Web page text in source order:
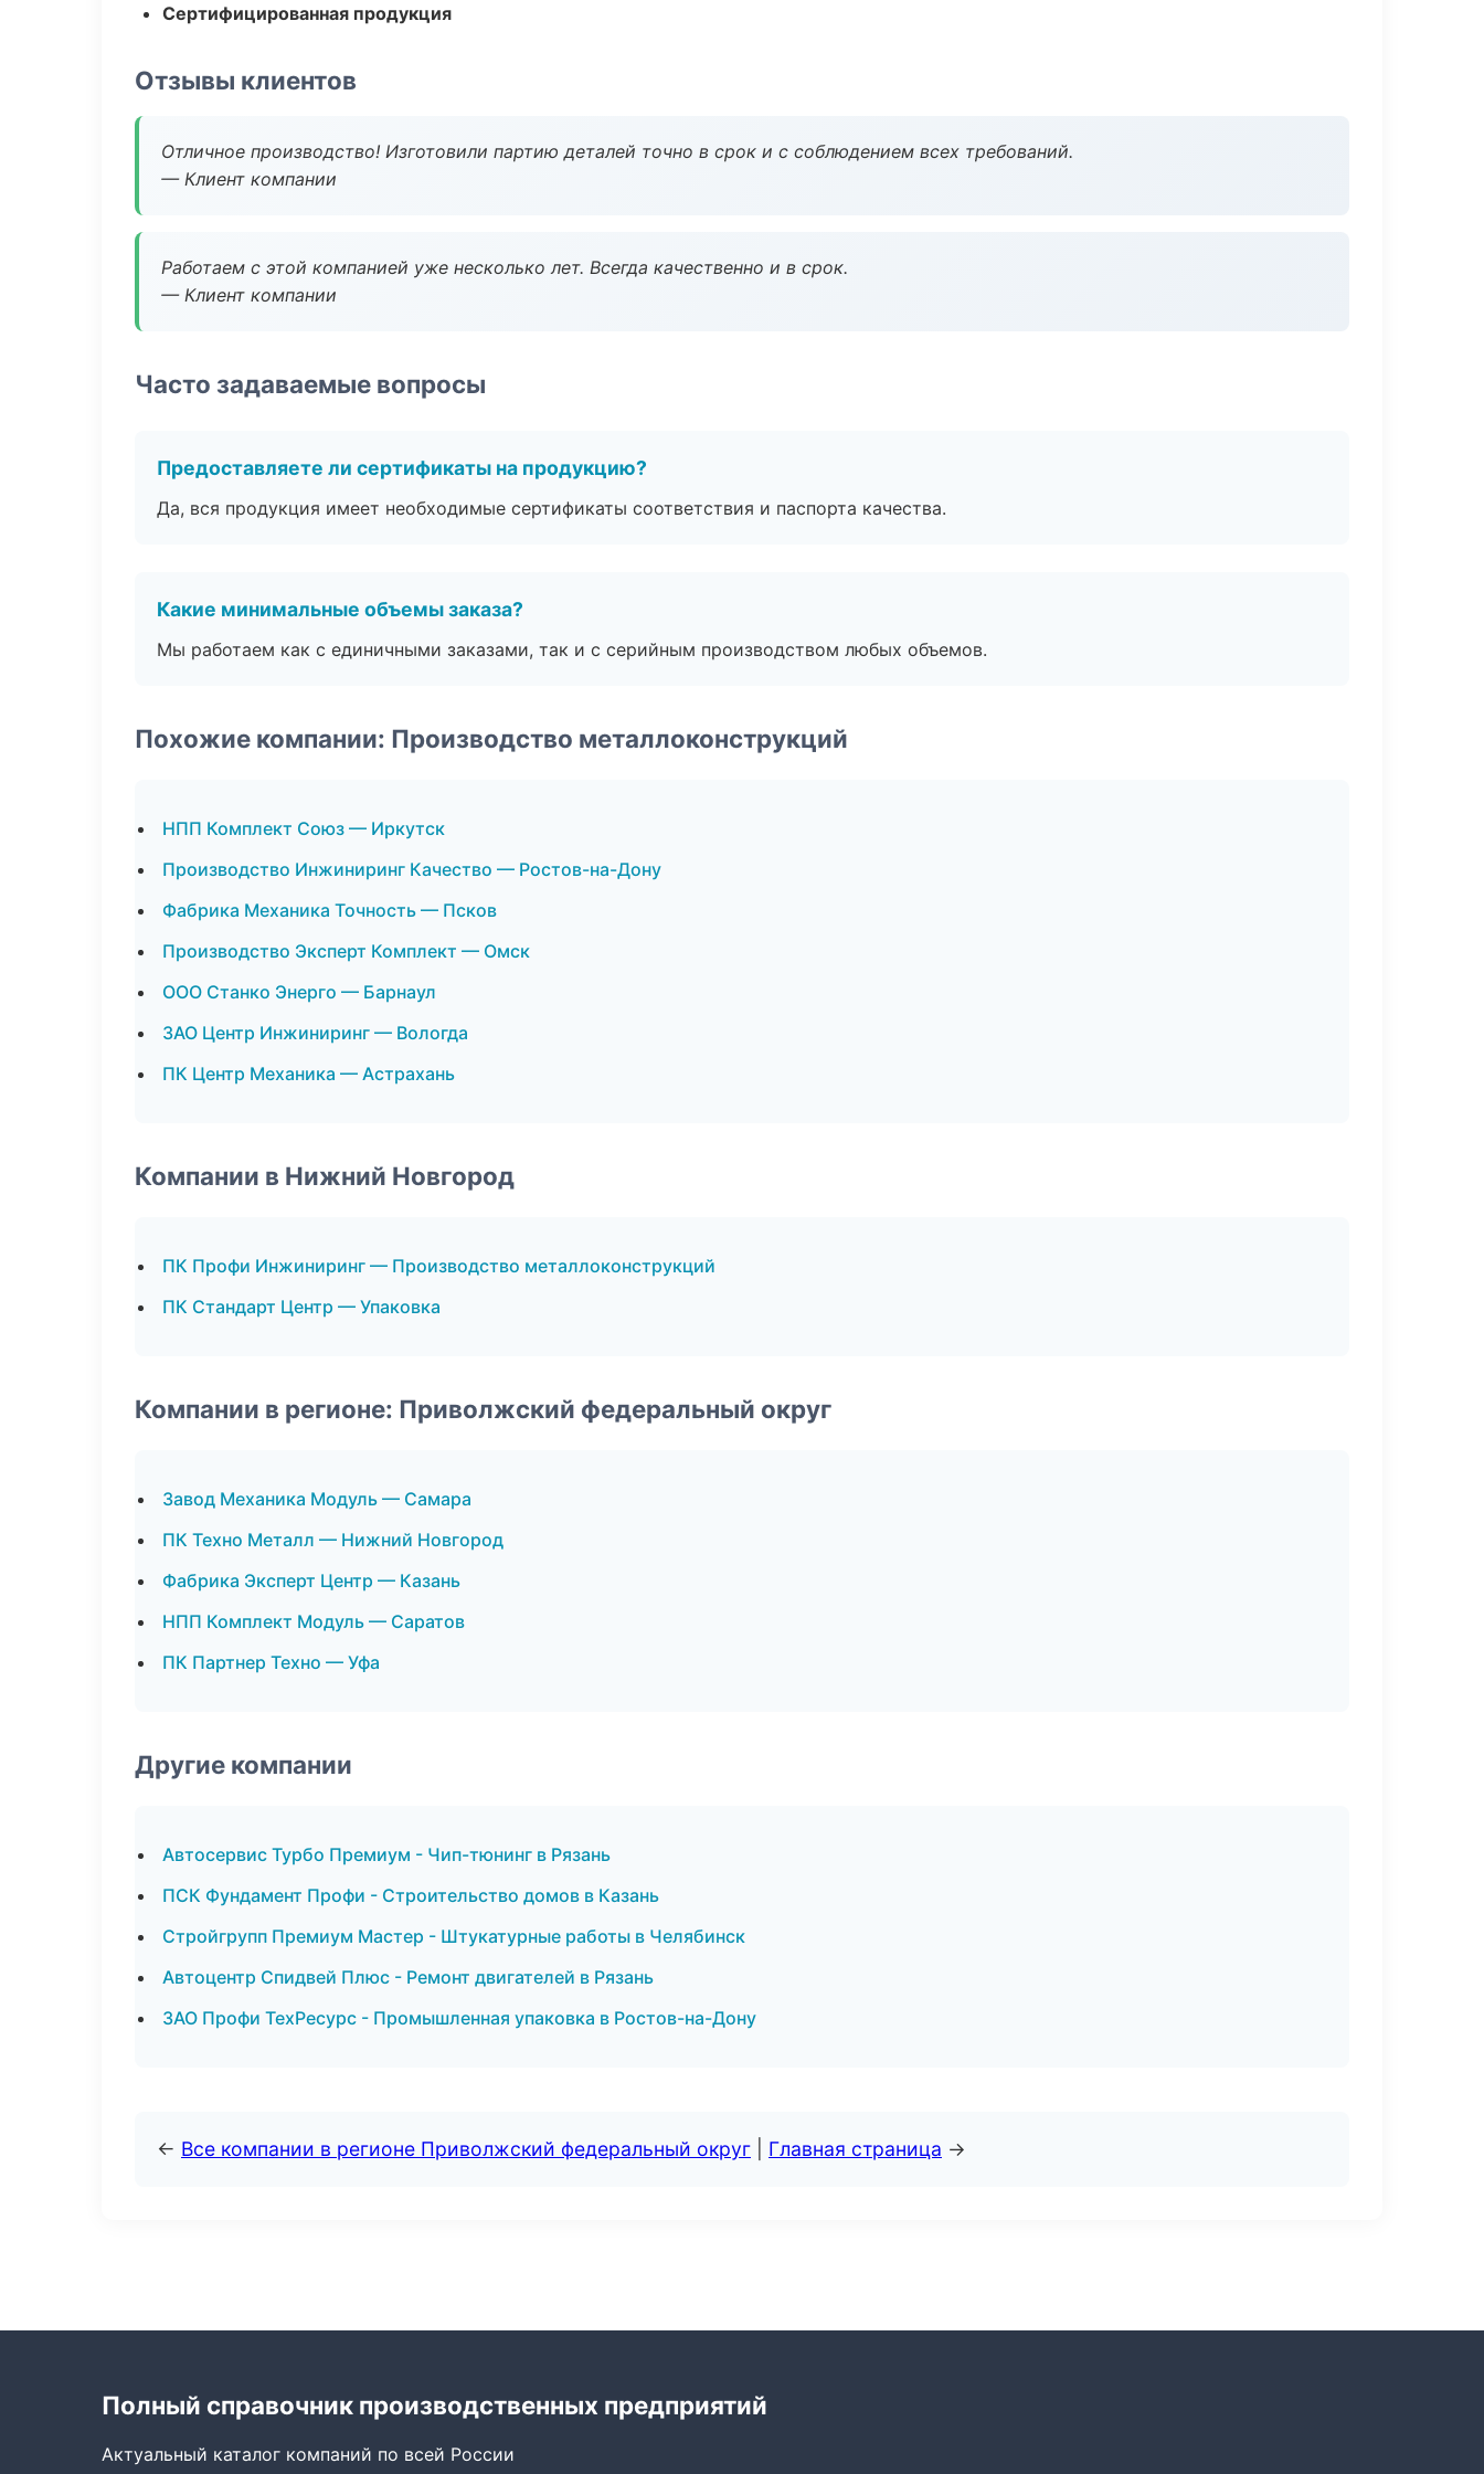
Сертифицированная продукция
Отзывы клиентов
Отличное производство! Изготовили партию деталей точно в срок и с соблюдением всех требований.
— Клиент компании
Работаем с этой компанией уже несколько лет. Всегда качественно и в срок.
— Клиент компании
Часто задаваемые вопросы
Предоставляете ли сертификаты на продукцию?
Да, вся продукция имеет необходимые сертификаты соответствия и паспорта качества.
Какие минимальные объемы заказа?
Мы работаем как с единичными заказами, так и с серийным производством любых объемов.
Похожие компании: Производство металлоконструкций
НПП Комплект Союз — Иркутск
Производство Инжиниринг Качество — Ростов-на-Дону
Фабрика Механика Точность — Псков
Производство Эксперт Комплект — Омск
ООО Станко Энерго — Барнаул
ЗАО Центр Инжиниринг — Вологда
ПК Центр Механика — Астрахань
Компании в Нижний Новгород
ПК Профи Инжиниринг — Производство металлоконструкций
ПК Стандарт Центр — Упаковка
Компании в регионе: Приволжский федеральный округ
Завод Механика Модуль — Самара
ПК Техно Металл — Нижний Новгород
Фабрика Эксперт Центр — Казань
НПП Комплект Модуль — Саратов
ПК Партнер Техно — Уфа
Другие компании
Автосервис Турбо Премиум - Чип-тюнинг в Рязань
ПСК Фундамент Профи - Строительство домов в Казань
Стройгрупп Премиум Мастер - Штукатурные работы в Челябинск
Автоцентр Спидвей Плюс - Ремонт двигателей в Рязань
ЗАО Профи ТехРесурс - Промышленная упаковка в Ростов-на-Дону
← Все компании в регионе Приволжский федеральный округ Главная страница →
Полный справочник производственных предприятий
Актуальный каталог компаний по всей России